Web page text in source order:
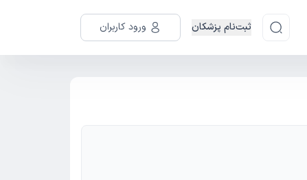
ثبت‌نام پزشکان ورود کاربران